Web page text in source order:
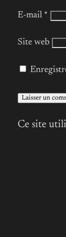
E-mail *
Site web
Ce site